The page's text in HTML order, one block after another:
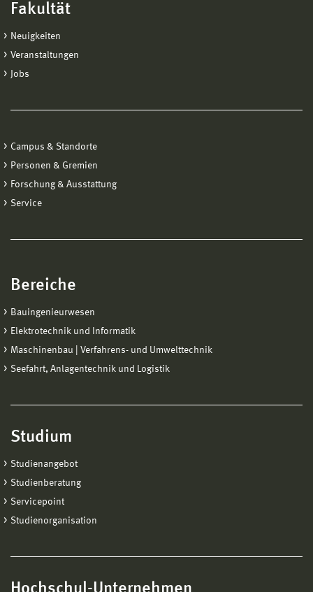
Fakultät
Neuigkeiten
Veranstaltungen
Jobs
Campus & Standorte
Personen & Gremien
Forschung & Ausstattung
Service
Bereiche
Bauingenieurwesen
Elektrotechnik und Informatik
Maschinenbau | Verfahrens- und Umwelttechnik
Seefahrt, Anlagentechnik und Logistik
Studium
Studienangebot
Studienberatung
Servicepoint
Studienorganisation